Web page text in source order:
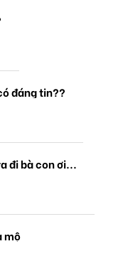
đáng tin??
đi bà con ơi...
mộ